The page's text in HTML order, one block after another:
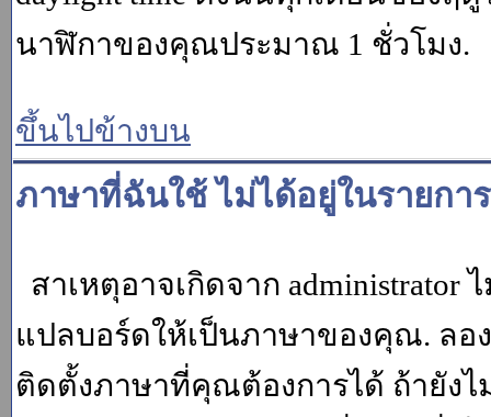
นาฬิกาของคุณประมาณ 1 ชั่วโมง.
ขึ้นไปข้างบน
ภาษาที่ฉันใช้ ไม่ได้อยู่ในรายกา
สาเหตุอาจเกิดจาก
แปลบอร์ดให้เป็นภาษาของคุณ. ลอง
ติดตั้งภาษาที่คุณต้องการได้ ถ้ายัง